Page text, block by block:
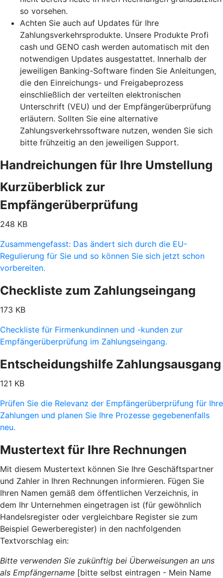
so vorsehen.
Achten Sie auch auf Updates für Ihre
Zahlungsverkehrsprodukte. Unsere Produkte Profi
cash und GENO cash werden automatisch mit den
notwendigen Updates ausgestattet. Innerhalb der
jeweiligen Banking-Software finden Sie Anleitungen,
die den Einreichungs- und Freigabeprozess
einschließlich der verteilten elektronischen
Unterschrift (VEU) und der Empfängerüberprüfung
erläutern. Sollten Sie eine alternative
Zahlungsverkehrssoftware nutzen, wenden Sie sich
bitte frühzeitig an den jeweiligen Support.
Handreichungen für Ihre Umstellung
Kurzüberblick zur
Empfängerüberprüfung
248 KB
Zusammengefasst: Das ändert sich durch die EU-
Regulierung für Sie und so können Sie sich jetzt schon
vorbereiten.
Checkliste zum Zahlungseingang
173 KB
Checkliste für Firmenkundinnen und -kunden zur
Empfängerüberprüfung im Zahlungseingang.
Entscheidungshilfe Zahlungsausgang
121 KB
Prüfen Sie die Relevanz der Empfängerüberprüfung für Ihre
Zahlungen und planen Sie Ihre Prozesse gegebenenfalls
neu.
Mustertext für Ihre Rechnungen
Mit diesem Mustertext können Sie Ihre Geschäftspartner
und Zahler in Ihren Rechnungen informieren. Fügen Sie
Ihren Namen gemäß dem öffentlichen Verzeichnis, in
dem Ihr Unternehmen eingetragen ist (für gewöhnlich
Handelsregister oder vergleichbare Register sie zum
Beispiel Gewerberegister) in den nachfolgenden
Textvorschlag ein:
Bitte verwenden Sie zukünftig bei Überweisungen an uns
als Empfängername [bitte selbst eintragen - Mein Name